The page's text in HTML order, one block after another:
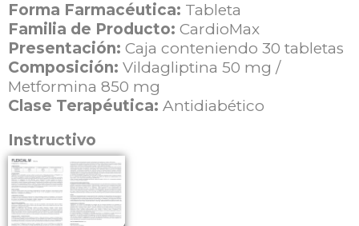
Forma Farmacéutica: Tableta
Familia de Producto: CardioMax
Presentación: Caja conteniendo 30 tabletas
Composición: Vildagliptina 50 mg /
Metformina 850 mg
Clase Terapéutica: Antidiabético
Instructivo